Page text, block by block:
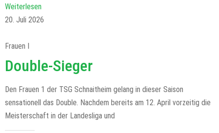
Weiterlesen
20. Juli 2026
Frauen I
Double-Sieger
Den Frauen 1 der TSG Schnaitheim gelang in dieser Saison
sensationell das Double. Nachdem bereits am 12. April vorzeitig die
Meisterschaft in der Landesliga und